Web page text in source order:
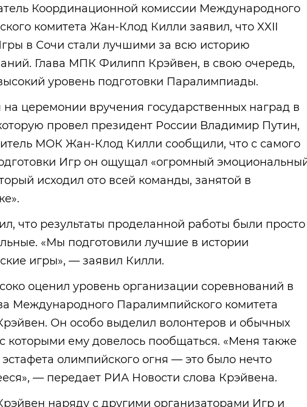
Координационной комиссии Международного
комитета Жан-Клод Килли заявил, что XXII
в Сочи стали лучшими за всю историю
Глава МПК Филипп Крэйвен, в свою очередь,
уровень подготовки Паралимпиады.
на церемонии вручения государственных наград в
провел президент России Владимир Путин,
МОК Жан-Клод Килли сообщили, что с самого
Игр он ощущал «огромный
исходил ото всей команды, занятой в
что результаты проделанной работы были просто
«Мы подготовили лучшие в истории
игры», — заявил Килли.
оценил уровень организации соревнований в
Международного Паралимпийского комитета
Он особо выделил волонтеров и обычных
которыми ему довелось пообщаться. «Меня также
эстафета олимпийского огня — это было нечто
— передает РИА Новости слова Крэйвена.
наряду с другими организаторами Игр и